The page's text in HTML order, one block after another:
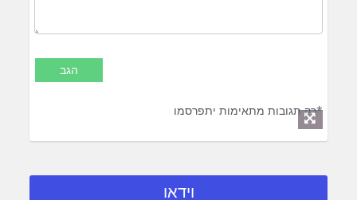
*רק תגובות מתאימות יתפרסמו
וידאו